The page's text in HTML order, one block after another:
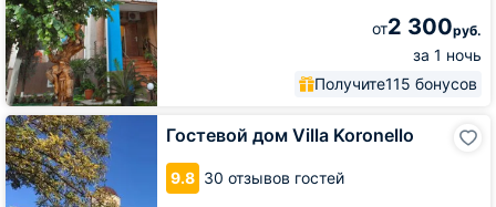
от2 300руб.
за 1 ночь
Получите115 бонусов
Гостевой дом Villa Koronello
9.8 30 отзывов гостей
Гостевой
дом
Villa
Koronello